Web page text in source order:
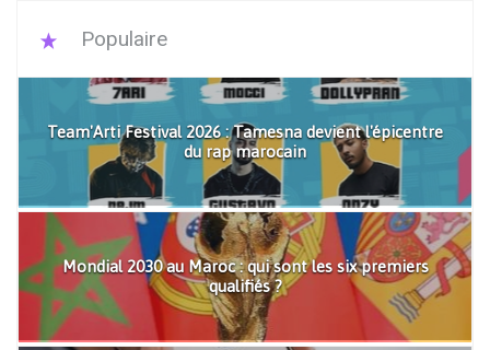
Populaire
Team'Arti Festival 2026 : Tamesna devient l'épicentre
du rap marocain
Mondial 2030 au Maroc : qui sont les six premiers
qualifiés ?